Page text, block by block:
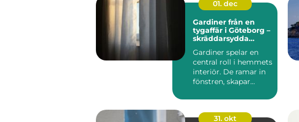
01. dec
Gardiner från en
tygaffär i Göteborg –
skräddarsydda
hem
Gardiner spelar en
central roll i hemmets
interiör. De ramar in
fönstren, skapar
31. okt